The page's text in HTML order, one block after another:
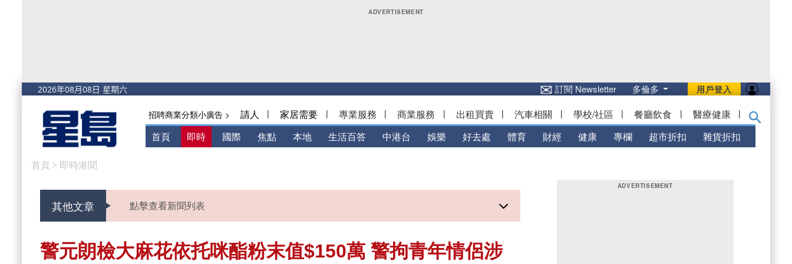
用戶登入
✉訂閱 Newsletter 多倫多
招聘商業分類小廣告 > 請人 | 家居需要 | 專業服務 | 商業服務 | 出租買賣 | 汽車相關 | 學校/社區 | 餐廳飲食 | 醫療健康 |
首頁 即時 國際 焦點 本地 生活百答 中港台 娛樂 好去處 體育 財經 健康 專欄 超市折扣 雜貨折扣
首頁 > 即時港聞
其他文章 點擊查看新聞列表
警元朗檢大麻花依托咪酯粉末值$150萬 警拘青年情侶涉